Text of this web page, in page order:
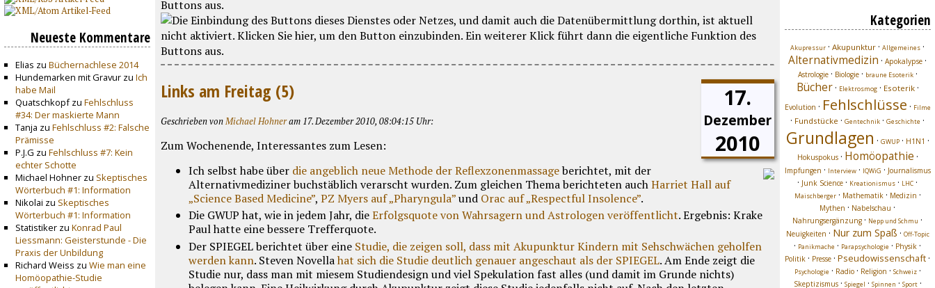
Neueste Kommentare
Elias zu Büchernachlese 2014
Hundemarken mit Gravur zu Ich
habe Mail
Quatschkopf zu Fehlschluss
#34: Der maskierte Mann
Tanja zu Fehlschluss #2: Falsche
Prämisse
P.J.G zu Fehlschluss #7: Kein
echter Schotte
Michael Hohner zu Skeptisches
Wörterbuch #1: Information
Nikolai zu Skeptisches
Wörterbuch #1: Information
Statistiker zu Konrad Paul
Liessmann: Geisterstunde - Die
Praxis der Unbildung
Richard Weiss zu Wie man eine
Homöopathie-Studie
17.
Dezember
2010
Links am Freitag (5)
Geschrieben vonMichael Hohneram 17. Dezember 2010, 08:04:15 Uhr:
Zum Wochenende, Interessantes zum Lesen:
Ich selbst habe über die angeblich neue Methode der Reflexzonenmassageberichtet, mit der
Alternativmediziner buchstäblich verarscht wurden. Zum gleichen Thema berichteten auchHarriet Hall auf
„Science Based Medicine”, PZ Myers auf „Pharyngula”und Orac auf „Respectful Insolence”.
Die GWUP hat, wie in jedem Jahr, dieErfolgsquote von Wahrsagern und Astrologen veröffentlicht. Ergebnis: Krake
Paul hatte eine bessere Trefferquote.
Der SPIEGEL berichtet über eine Studie, die zeigen soll, dass mit Akupunktur Kindern mit Sehschwächen geholfen
werden kann. Steven Novellahat sich die Studie deutlich genauer angeschaut als der SPIEGEL. Am Ende zeigt die
Studie nur, dass man mit miesem Studiendesign und viel Spekulation fast alles (und damit im Grunde nichts)
Kategorien
Akupressur ·Akupunktur ·Allgemeines ·
Alternativmedizin ·Apokalypse ·
Astrologie· Biologie· braune Esoterik·
Bücher· Elektrosmog· Esoterik·
Evolution · Fehlschlüsse · Filme
· Fundstücke ·Gentechnik ·Geschichte ·
Grundlagen · GWUP· H1N1 ·
Hokuspokus· Homöopathie ·
Impfungen · Interview· IQWiG · Journalismus
· Junk Science · Kreationismus · LHC ·
Maischberger· Mathematik· Medizin ·
Mythen · Nabelschau ·
Nahrungsergänzung · Nepp und Schmu ·
Neuigkeiten · Nur zum Spaß · Off-Topic
· Panikmache · Parapsychologie · Physik ·
Politik · Presse ·Pseudowissenschaft ·
Psychologie· Radio· Religion · Schweiz·
Skeptizismus· Spiegel · Spinnen · Sport·